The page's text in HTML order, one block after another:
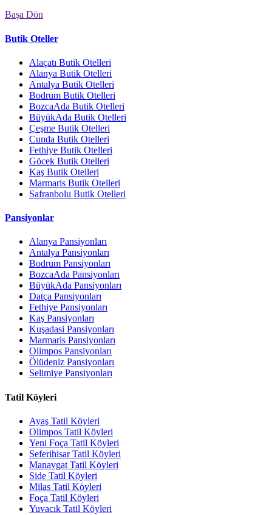
Başa Dön
Butik Oteller
Alaçatı Butik Otelleri
Alanya Butik Otelleri
Antalya Butik Otelleri
Bodrum Butik Otelleri
BozcaAda Butik Otelleri
BüyükAda Butik Otelleri
Çeşme Butik Otelleri
Cunda Butik Otelleri
Fethiye Butik Otelleri
Göcek Butik Otelleri
Kaş Butik Otelleri
Marmaris Butik Otelleri
Safranbolu Butik Otelleri
Pansiyonlar
Alanya Pansiyonları
Antalya Pansiyonları
Bodrum Pansiyonları
BozcaAda Pansiyonları
BüyükAda Pansiyonları
Datça Pansiyonları
Fethiye Pansiyonları
Kaş Pansiyonları
Kuşadasi Pansiyonları
Marmaris Pansiyonları
Olimpos Pansiyonları
Ölüdeniz Pansiyonları
Selimiye Pansiyonları
Tatil Köyleri
Ayaş Tatil Köyleri
Olimpos Tatil Köyleri
Yeni Foça Tatil Köyleri
Seferihisar Tatil Köyleri
Manavgat Tatil Köyleri
Side Tatil Köyleri
Milas Tatil Köyleri
Foça Tatil Köyleri
Yuvacık Tatil Köyleri